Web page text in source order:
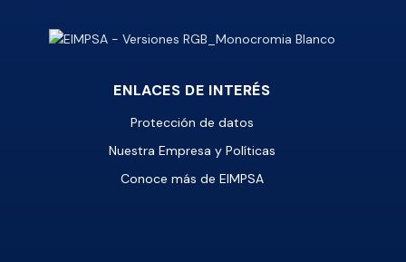
ENLACES DE INTERÉS
Protección de datos
Nuestra Empresa y Políticas
Conoce más de EIMPSA